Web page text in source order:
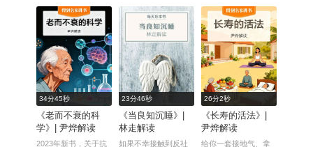
34分45秒
《老而不衰的科
学》| 尹烨解读
2023年新书，关于抗
23分46秒
《当良知沉睡》|
林走解读
如果不幸接触到反社
26分2秒
《长寿的活法》|
尹烨解读
给你一套接地气、拿